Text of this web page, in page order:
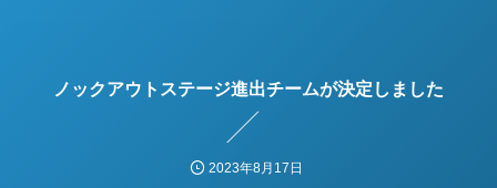
ノックアウトステージ進出チームが決定しました
2023年8月17日